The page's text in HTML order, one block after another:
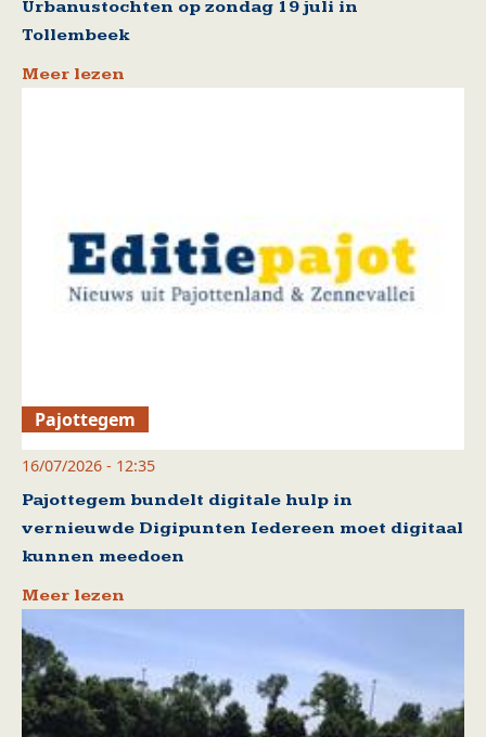
Urbanustochten op zondag 19 juli in
Tollembeek
Meer lezen
Pajottegem
16/07/2026 - 12:35
Pajottegem bundelt digitale hulp in
vernieuwde Digipunten Iedereen moet digitaal
kunnen meedoen
Meer lezen